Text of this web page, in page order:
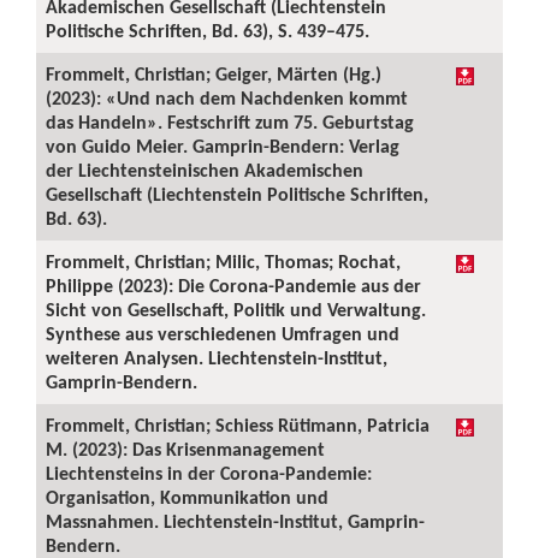
Akademischen Gesellschaft (Liechtenstein
Politische Schriften, Bd. 63), S. 439–475.
Frommelt, Christian; Geiger, Märten (Hg.)
(2023): «Und nach dem Nachdenken kommt
das Handeln». Festschrift zum 75. Geburtstag
von Guido Meier. Gamprin-Bendern: Verlag
der Liechtensteinischen Akademischen
Gesellschaft (Liechtenstein Politische Schriften,
Bd. 63).
Frommelt, Christian; Milic, Thomas; Rochat,
Philippe (2023): Die Corona-Pandemie aus der
Sicht von Gesellschaft, Politik und Verwaltung.
Synthese aus verschiedenen Umfragen und
weiteren Analysen. Liechtenstein-Institut,
Gamprin-Bendern.
Frommelt, Christian; Schiess Rütimann, Patricia
M. (2023): Das Krisenmanagement
Liechtensteins in der Corona-Pandemie:
Organisation, Kommunikation und
Massnahmen. Liechtenstein-Institut, Gamprin-
Bendern.